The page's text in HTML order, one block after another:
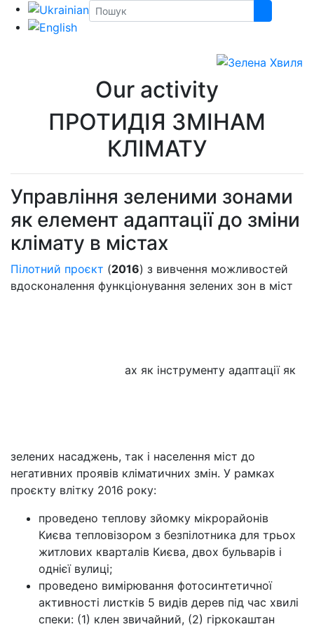
Our activity
ПРОТИДІЯ ЗМІНАМ
КЛІМАТУ
Управління зеленими зонами
як елемент адаптації до зміни
клімату в містах
Пілотний проєкт (2016) з вивчення можливостей
вдосконалення функціонування зелених зон в міст
ах як інструменту адаптації як
зелених насаджень, так і населення міст до
негативних проявів кліматичних змін. У рамках
проєкту влітку 2016 року:
проведено теплову зйомку мікрорайонів
Києва тепловізором з безпілотника для трьох
житлових кварталів Києва, двох бульварів і
однієї вулиці;
проведено вимірювання фотосинтетичної
активності листків 5 видів дерев під час хвилі
спеки: (1) клен звичайний, (2) гіркокаштан